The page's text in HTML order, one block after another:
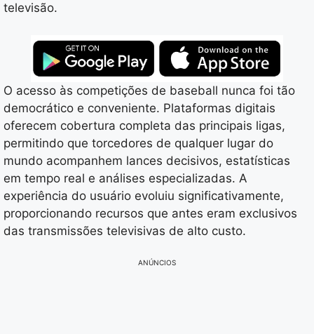
televisão.
O acesso às competições de baseball nunca foi tão
democrático e conveniente. Plataformas digitais
oferecem cobertura completa das principais ligas,
permitindo que torcedores de qualquer lugar do
mundo acompanhem lances decisivos, estatísticas
em tempo real e análises especializadas. A
experiência do usuário evoluiu significativamente,
proporcionando recursos que antes eram exclusivos
das transmissões televisivas de alto custo.
ANÚNCIOS